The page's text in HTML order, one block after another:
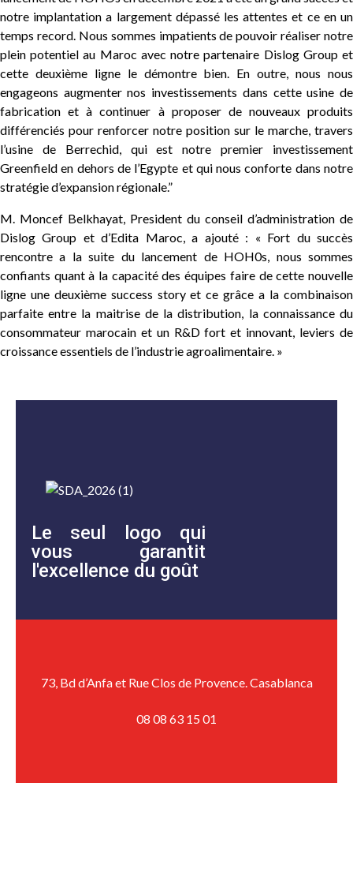
notre implantation a largement dépassé les attentes et ce en un
temps record. Nous sommes impatients de pouvoir réaliser notre
plein potentiel au Maroc avec notre partenaire Dislog Group et
cette deuxième ligne le démontre bien. En outre, nous nous
engageons augmenter nos investissements dans cette usine de
fabrication et à continuer à proposer de nouveaux produits
différenciés pour renforcer notre position sur le marche, travers
l’usine de Berrechid, qui est notre premier investissement
Greenfield en dehors de l’Egypte et qui nous conforte dans notre
stratégie d’expansion régionale.”
M. Moncef Belkhayat, President du conseil d’administration de
Dislog Group et d’Edita Maroc, a ajouté : « Fort du succès
rencontre a la suite du lancement de HOH0s, nous sommes
confiants quant à la capacité des équipes faire de cette nouvelle
ligne une deuxième success story et ce grâce a la combinaison
parfaite entre la maitrise de la distribution, la connaissance du
consommateur marocain et un R&D fort et innovant, leviers de
croissance essentiels de l’industrie agroalimentaire. »
Le seul logo qui
vous garantit
l'excellence du goût
73, Bd d’Anfa et Rue Clos de Provence. Casablanca
08 08 63 15 01